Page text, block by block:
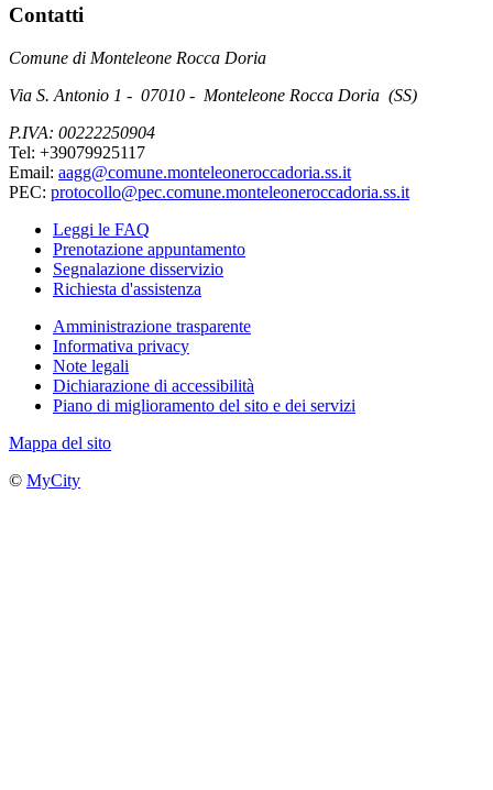
Contatti
Comune di Monteleone Rocca Doria
Via S. Antonio 1 - 07010 - Monteleone Rocca Doria (SS)
P.IVA: 00222250904
Tel: +39079925117
Email: aagg@comune.monteleoneroccadoria.ss.it
PEC: protocollo@pec.comune.monteleoneroccadoria.ss.it
Leggi le FAQ
Prenotazione appuntamento
Segnalazione disservizio
Richiesta d'assistenza
Amministrazione trasparente
Informativa privacy
Note legali
Dichiarazione di accessibilità
Piano di miglioramento del sito e dei servizi
Mappa del sito
© MyCity